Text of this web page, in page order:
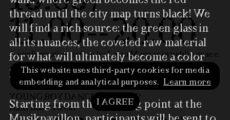
11:00 – 20:00
A performative action by Luiza Margan in public space.
…more
YOUNG BOY DANCING GROUP
Hans Bunte Areal
thread until the city map turns black! We
will find a rich source: the green glass in
all its nuances, the coveted raw material
for what will ultimately become a color
painting.
Starting from the meeting point at the
„Zwischen dem Pflaster liegt
der Strand, a slow walk for a
green (Freiburg)“,
Workingprocess, 2021, ©
Andreas von Ow
This website uses third-party cookies for media
embedding and analytical purposes. Learn more
I AGREE